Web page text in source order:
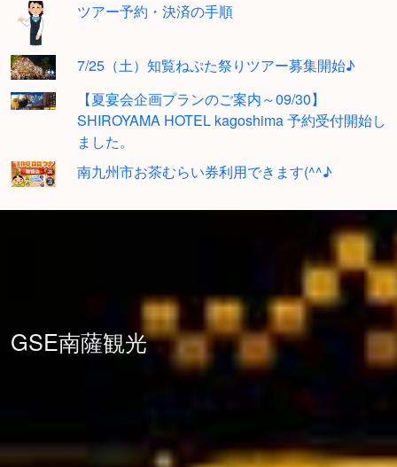
ツアー予約・決済の手順
7/25（土）知覧ねぷた祭りツアー募集開始♪
【夏宴会企画プランのご案内～09/30】
SHIROYAMA HOTEL kagoshima 予約受付開始し
ました。
南九州市お茶むらい券利用できます(^^♪
GSE南薩観光